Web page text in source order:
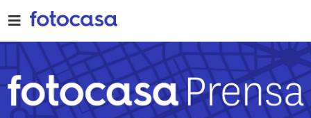
to
content